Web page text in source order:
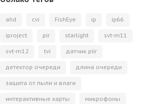
ahd cvi FishEye ip ip66
iproject pir starlight svt-m11
svt-m12 tvi датчик piir
детектор очереди длина очереди
защита от пыли и влаги
интерактивные карты микрофоны